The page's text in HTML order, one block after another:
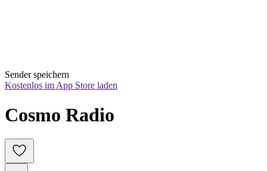
Sender speichern
Kostenlos im App Store laden
Cosmo Radio